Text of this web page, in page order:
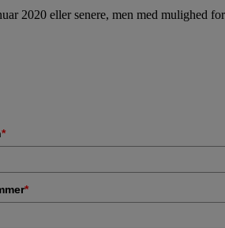
2020 eller senere, men med mulighed
*
*